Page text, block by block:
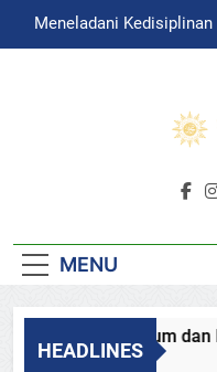
Meneladani Kedisiplinan
MENU
HEADLINES
Kedisiplinan Hukum dan